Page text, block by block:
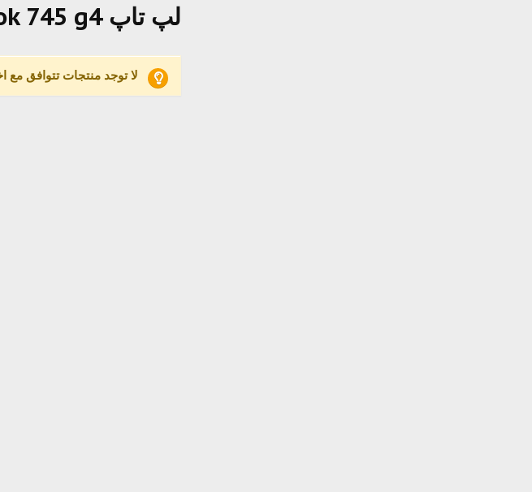
لپ تاپ hp elitebook 745 g4
لا توجد منتجات تتوافق مع